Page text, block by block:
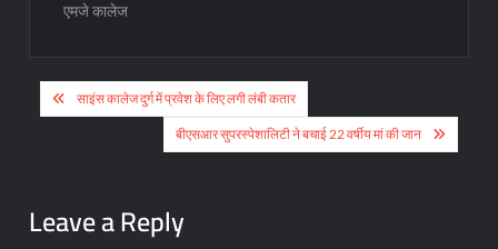
एमजे कालेज
Post
navigation
साइंस कालेज दुर्ग में प्रवेश के लिए लगी लंबी कतार
बीएसआर सुपरस्पेशालिटी ने बचाई 22 वर्षीय मां की जान
Leave a Reply